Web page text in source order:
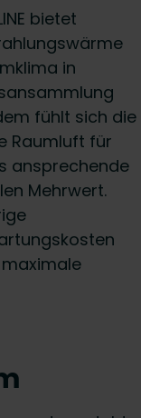
bietet
in
fühlt sich die
Raumluft für
ansprechende
Mehrwert.